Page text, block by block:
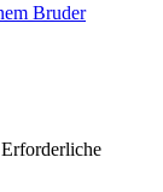
Bruder
Erforderliche